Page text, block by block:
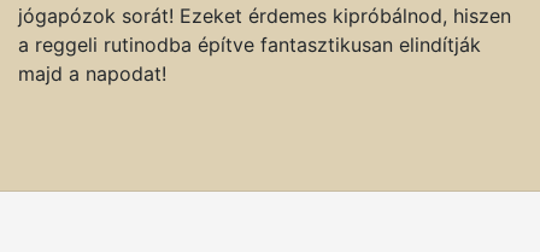
jógapózok sorát! Ezeket érdemes kipróbálnod, hiszen
a reggeli rutinodba építve fantasztikusan elindítják
majd a napodat!